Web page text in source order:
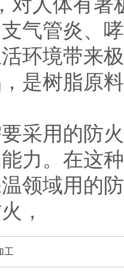
对人体有
气管炎、
环境带来
是树脂原
采用的防
力。在这
领域用的
，
工